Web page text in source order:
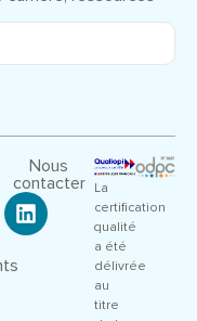
Nous
contacter
La
certification
qualité
a été
délivrée
au
titre